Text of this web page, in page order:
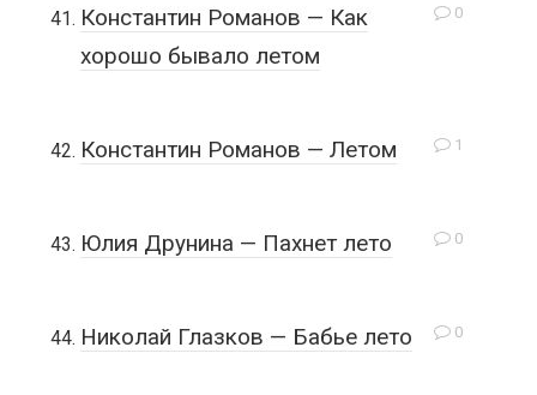
0
Константин Романов — Как
хорошо бывало летом
1
Константин Романов — Летом
0
Юлия Друнина — Пахнет лето
0
Николай Глазков — Бабье лето